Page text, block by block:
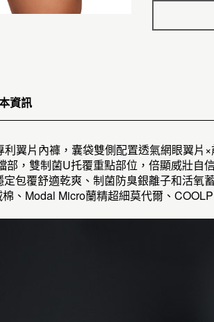
資訊
翼片內褲，囊袋雙側配置透氣網眼翼片
，雙制菌U托覆重點部位，倍顯威壯自
包覆舒適乾爽、制菌防臭銀離子和活氧
、Modal Micro蘭精超細莫代爾、